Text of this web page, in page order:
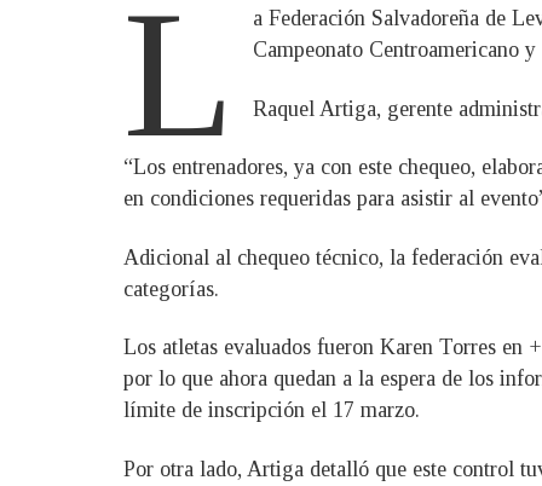
L
a Federación Salvadoreña de
Campeonato Centroamericano
Raquel Artiga, gerente
“Los entrenadores, ya con este chequeo,
en condiciones requeridas para asistir al
Adicional al chequeo técnico, la federación
categorías.
Los atletas evaluados fueron Karen Torres
por lo que ahora quedan a la espera de los
límite de inscripción el 17 marzo.
Por otra lado, Artiga detalló que este control